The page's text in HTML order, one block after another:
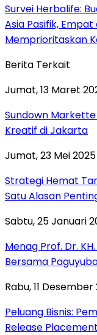
Survei Herbalife:
Asia Pasifik,
Memprioritaskan
Berita Terkait
Jumat, 13 Maret
Sundown Markette
Kreatif di Jakarta
Jumat, 23 Mei 2025
Strategi Hemat
Satu Alasan
Sabtu, 25 Januari
Menag Prof. Dr.
Bersama
Rabu, 11 Desember
Peluang Bisnis:
Release